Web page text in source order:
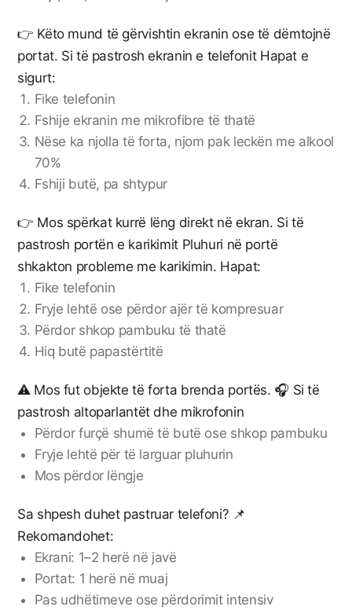
👉 Këto mund të gërvishtin ekranin ose të dëmtojnë
portat. Si të pastrosh ekranin e telefonit Hapat e
sigurt:
Fike telefonin
Fshije ekranin me mikrofibre të thatë
Nëse ka njolla të forta, njom pak leckën me alkool
70%
Fshiji butë, pa shtypur
👉 Mos spërkat kurrë lëng direkt në ekran. Si të
pastrosh portën e karikimit Pluhuri në portë
shkakton probleme me karikimin. Hapat:
Fike telefonin
Fryje lehtë ose përdor ajër të kompresuar
Përdor shkop pambuku të thatë
Hiq butë papastërtitë
⚠️ Mos fut objekte të forta brenda portës. 🎧 Si të
pastrosh altoparlantët dhe mikrofonin
Përdor furçë shumë të butë ose shkop pambuku
Fryje lehtë për të larguar pluhurin
Mos përdor lëngje
Sa shpesh duhet pastruar telefoni? 📌
Rekomandohet:
Ekrani: 1–2 herë në javë
Portat: 1 herë në muaj
Pas udhëtimeve ose përdorimit intensiv